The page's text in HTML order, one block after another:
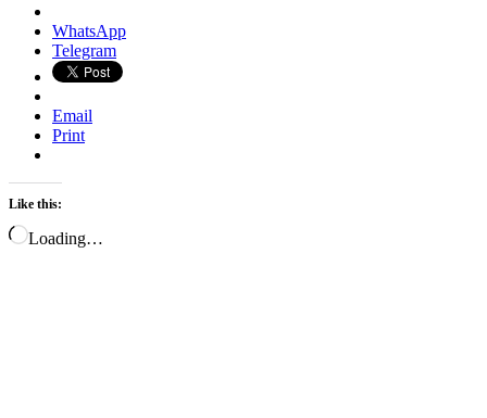
WhatsApp
Telegram
Email
Print
Like this:
Loading…